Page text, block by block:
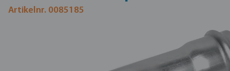
Artikelnr. 0085185